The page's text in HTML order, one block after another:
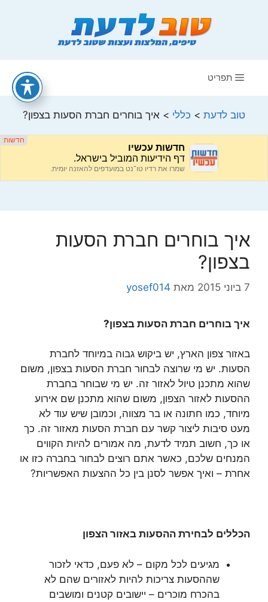
תפריט
טוב לדעת > כללי > איך בוחרים חברת הסעות בצפון?
איך בוחרים חברת הסעות
בצפון?
7 ביוני 2015 מאת yosef014
איך בוחרים חברת הסעות בצפון?
באזור צפון הארץ, יש ביקוש גבוה במיוחד לחברת
הסעות. יש מי שרוצה לבחור חברת הסעות בצפון, משום
שהוא מתכנן טיול לאזור זה. יש מי שבוחר בחברת
ההסעות לאזור הצפון, משום שהוא מתכנן שם אירוע
מיוחד, כמו חתונה או בר מצווה, וכמובן שיש עוד לא
מעט סיבות ליצור קשר עם חברת הסעות מאזור זה. כך
או כך, חשוב תמיד לדעת, מה אמורים להיות הקווים
המנחים שלכם, כאשר אתם רוצים לבחור בחברה כזו או
אחרת – ואיך אפשר לסנן בין כל ההצעות האפשריות?
הכללים לבחירת ההסעות באזור הצפון
מגיעים לכל מקום – לא פעם, כדאי לזכור
שההסעות צריכות להיות לאזורים שהם לא
בהכרח מוכרים – יישובים קטנים ומושבים